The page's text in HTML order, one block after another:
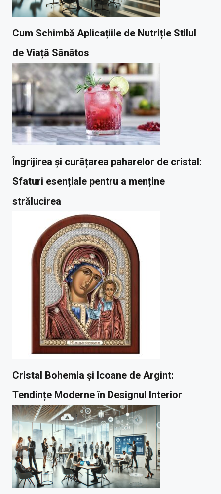
Cum Schimbă Aplicațiile de Nutriție Stilul
de Viață Sănătos
Îngrijirea și curățarea paharelor de cristal:
Sfaturi esențiale pentru a menține
strălucirea
Cristal Bohemia și Icoane de Argint:
Tendințe Moderne în Designul Interior